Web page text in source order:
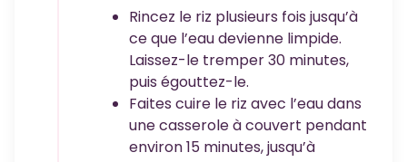
Rincez le riz plusieurs fois jusqu’à
ce que l’eau devienne limpide.
Laissez-le tremper 30 minutes,
puis égouttez-le.
Faites cuire le riz avec l’eau dans
une casserole à couvert pendant
environ 15 minutes, jusqu’à